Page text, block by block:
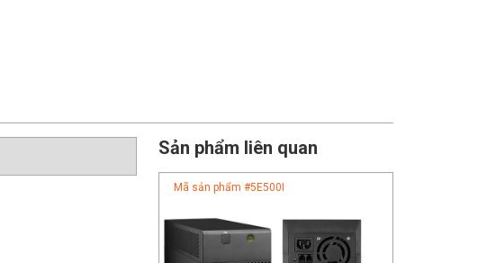
Sản phẩm liên quan
Mã sản phẩm #5E500I